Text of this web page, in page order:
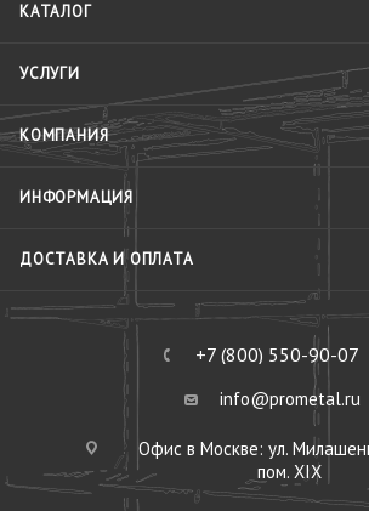
КАТАЛОГ
УСЛУГИ
КОМПАНИЯ
ИНФОРМАЦИЯ
ДОСТАВКА И ОПЛАТА
+7 (800) 550-90-07
info@prometal.ru
Офис в Москве: ул.
пом. XIX